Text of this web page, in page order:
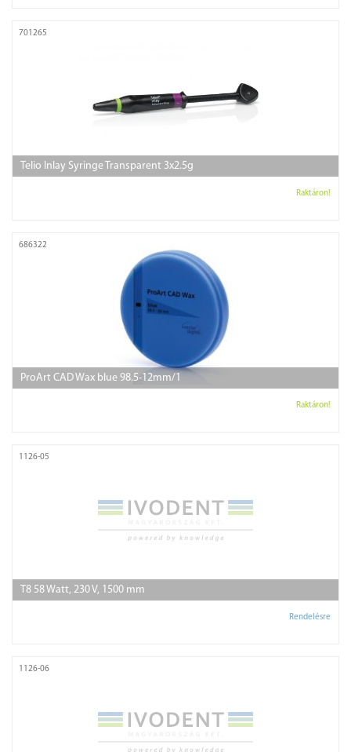
701265
Telio Inlay Syringe Transparent 3x2.5g
Raktáron!
686322
ProArt CAD Wax blue 98.5-12mm/1
Raktáron!
1126-05
T8 58 Watt, 230 V, 1500 mm
Rendelésre
1126-06